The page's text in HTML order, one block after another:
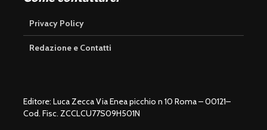
Privacy Policy
Redazione e Contatti
Editore: Luca Zecca Via Enea picchio n 10 Roma – 00121–
Cod. Fisc. ZCCLCU77S09H501N